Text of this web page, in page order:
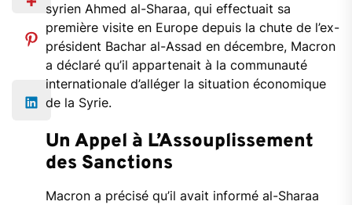
syrien Ahmed al-Sharaa, qui effectuait sa
première visite en Europe depuis la chute de l’ex-
président Bachar al-Assad en décembre, Macron
a déclaré qu’il appartenait à la communauté
internationale d’alléger la situation économique
de la Syrie.
Un Appel à L’Assouplissement
des Sanctions
Macron a précisé qu’il avait informé al-Sharaa